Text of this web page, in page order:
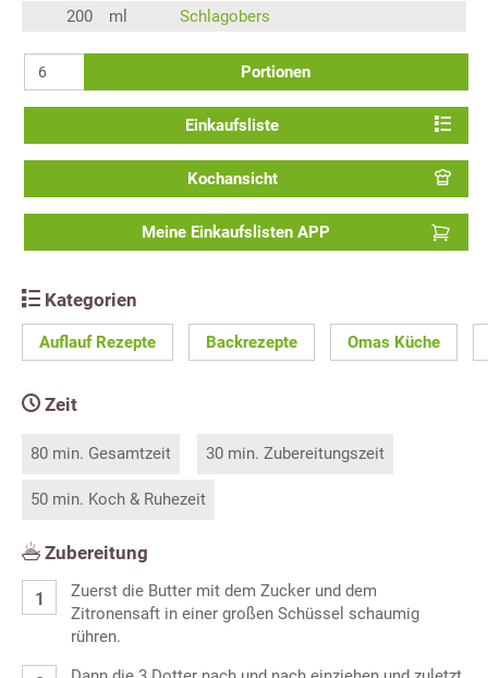
200
ml Schlagobers
Portionen
Einkaufsliste
Kochansicht
Meine Einkaufslisten APP
Kategorien
Auflauf Rezepte Backrezepte Omas Küche
Zeit
80 min. Gesamtzeit 30 min. Zubereitungszeit
50 min. Koch & Ruhezeit
Zubereitung
Zuerst die Butter mit dem Zucker und dem
Zitronensaft in einer großen Schüssel schaumig
rühren.